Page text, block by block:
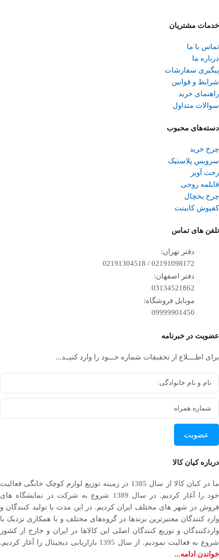
خدمات مشتریان
تماس با ما
درباره ما
پیگیری سفارشات
شرایط و قوانین
راهنمای خرید
سوالات متداول
دسته‌های محبوب
چرخ خرید
سرویس پلاستیک
رخت آویز
قابلمه روحی
چرخ یخچال
کفپوش کابینت
تلفن ‌های تماس
دفتر تهران:
02191098172 / 02191304518
دفتر اصفهان:
03134521862
موبایل فروشگاه:
09999901450
عضویت در خبرنامه
برای اطــــلاع از تخفیفات شماره خـــود را وارد کنیــد...
عضویت
درباره کیان کالا
ما در کیان کالا از سال 1385 در زمینه توزیع لوازم کوچک خانگی فعالیت
خود را آغاز کردیم. در سال 1389 شروع به شرکت در نمایشگاه های
فروش در شهر های مختلف ایران کردیم. در اين مدت با توليد كنندگان و
وارد كنندگان معتبرترین برندها در گروه‌‏های مختلف و با همکاری نزدیک با
وارد‏کنندگان و توزیع‏ کنندگان اصلی این کالاها در ایران و خارج از کشور
شروع به فعاليت نمودیم. از سال 1395 بازاریابی دیجیتال را آغاز کردیم.
خواندن ادامه...